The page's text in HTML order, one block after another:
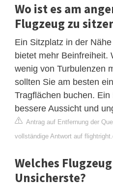
Wo ist es am
Flugzeug zu
Ein Sitzplatz in der
bietet mehr Beinfreiheit.
wenig von Turbulenzen
sollten Sie am besten
Tragflächen buchen.
bessere Aussicht und
Antrag auf Entfernung der
vollständige Antwort auf
Welches
Unsicherste?